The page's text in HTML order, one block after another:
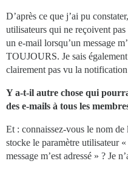
D’après ce que j’ai pu
utilisateurs qui ne reçoivent
un e-mail lorsqu’un message
TOUJOURS. Je sais
clairement pas vu la
Y a-t-il autre chose qui
des e-mails à tous les
Et : connaissez-vous le nom de
stocke le paramètre utilisateur
message m’est adressé » ? Je